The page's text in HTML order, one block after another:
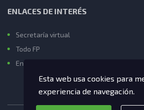
ENLACES DE INTERÉS
Secretaría virtual
Todo FP
Enlaces de interés
Esta web usa cookies para
experiencia de navegación.